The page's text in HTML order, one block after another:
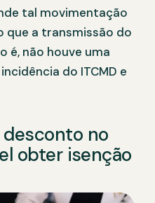
tal movimentação
que a transmissão do
é, não houve uma
do ITCMD e
no
obter isenção